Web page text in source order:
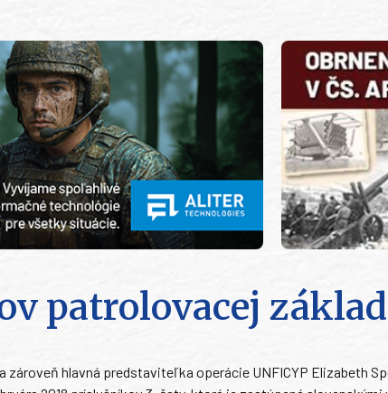
patrolovacej
zároveň hlavná predstaviteľka operácie UNFICYP Elizabeth